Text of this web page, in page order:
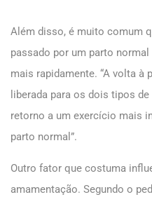
Além disso, é muito comum
passado por um parto
mais rapidamente. “A volta à
liberada para os dois tipos
retorno a um exercício mais
parto normal”.
Outro fator que costuma
amamentação. Segundo o